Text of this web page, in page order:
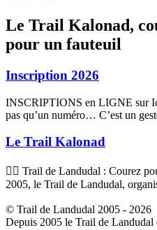
Le Trail Kalonad,
pour un fauteuil
Inscription 2026
INSCRIPTIONS en LIGNE sur
pas qu’un numéro… C’est un
Le Trail Kalonad
🏃‍♂️ Trail de Landudal : Courez
2005, le Trail de Landudal,
© Trail de Landudal 2005 - 2026
Depuis 2005 le Trail de Landudal